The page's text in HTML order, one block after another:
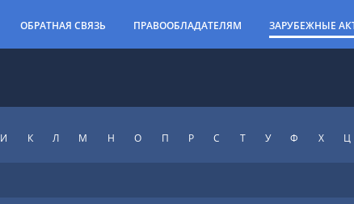
ОБРАТНАЯ СВЯЗЬ ПРАВООБЛАДАТЕЛЯМ ЗАРУБЕЖНЫЕ
И К Л М Н О П Р С Т У Ф X Ц